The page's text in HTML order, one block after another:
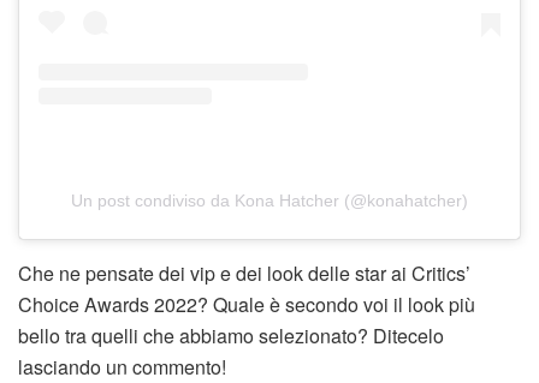
Un post condiviso da Kona Hatcher (@konahatcher)
Che ne pensate dei vip e dei look delle star ai Critics’
Choice Awards 2022? Quale è secondo voi il look più
bello tra quelli che abbiamo selezionato? Ditecelo
lasciando un commento!